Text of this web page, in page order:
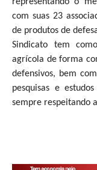
com suas 23
de produtos de
Sindicato tem
agrícola de forma
defensivos, bem
pesquisas e
sempre respeitando